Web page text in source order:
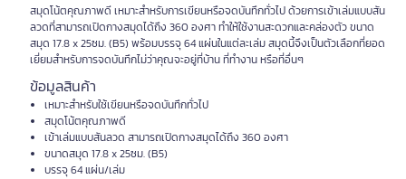
สมุดโน้ตคุณภาพดี เหมาะสำหรับการเขียนหรือจดบันทึกทั่วไป ด้วยการเข้าเล่มแบบสัน
ลวดที่สามารถเปิดกางสมุดได้ถึง 360 องศา ทำให้ใช้งานสะดวกและคล่องตัว ขนาด
สมุด 17.8 x 25ซม. (B5) พร้อมบรรจุ 64 แผ่นในแต่ละเล่ม สมุดนี้จึงเป็นตัวเลือกที่ยอด
เยี่ยมสำหรับการจดบันทึกไม่ว่าคุณจะอยู่ที่บ้าน ที่ทำงาน หรือที่อื่นๆ
ข้อมูลสินค้า
เหมาะสำหรับใช้เขียนหรือจดบันทึกทั่วไป
สมุดโน้ตคุณภาพดี
เข้าเล่มแบบสันลวด สามารถเปิดกางสมุดได้ถึง 360 องศา
ขนาดสมุด 17.8 x 25ซม. (B5)
บรรจุ 64 แผ่น/เล่ม